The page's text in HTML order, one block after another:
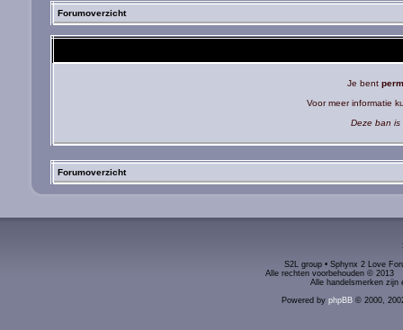
Forumoverzicht
Je bent
Voor meer informatie
Deze ban is
Forumoverzicht
S2L group • Sphynx 2 Love
Alle rechten voorbehouden ©
Alle handelsmerken zijn
Powered by phpBB© 2000,